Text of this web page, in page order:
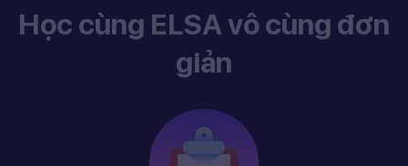
Học cùng ELSA vô cùng đơn
giản